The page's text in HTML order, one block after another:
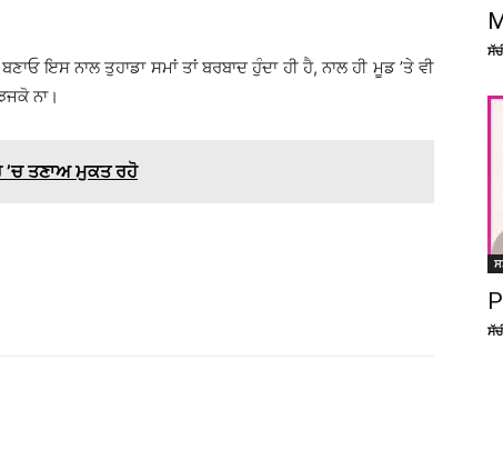
ਇਸ ਨਾਲ ਤੁਹਾਡਾ ਸਮਾਂ ਤਾਂ ਬਰਬਾਦ ਹੁੰਦਾ ਹੀ ਹੈ, ਨਾਲ ਹੀ ਮੂਡ ’ਤੇ ਵੀ
ਨਾ।
ਤਣਾਅ ਮੁਕਤ ਰਹੋ